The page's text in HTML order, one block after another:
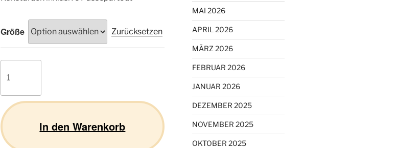
Größe Zurücksetzen
Husky
Menge
In den Warenkorb
MAI 2026
APRIL 2026
MÄRZ 2026
FEBRUAR 2026
JANUAR 2026
DEZEMBER 2025
NOVEMBER 2025
OKTOBER 2025